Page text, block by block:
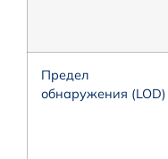
Предел
обнаружения (LOD)